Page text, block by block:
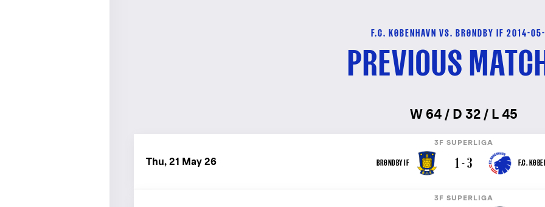
F.C. KØBENHAVN VS. BRØNDBY IF 2014-
PREVIOUS
W 64 / D 32 / L 45
3F SUPERLIGA
Thu, 21 May 26 BRØNDBY IF 1 - 3 F.C.
3F SUPERLIGA